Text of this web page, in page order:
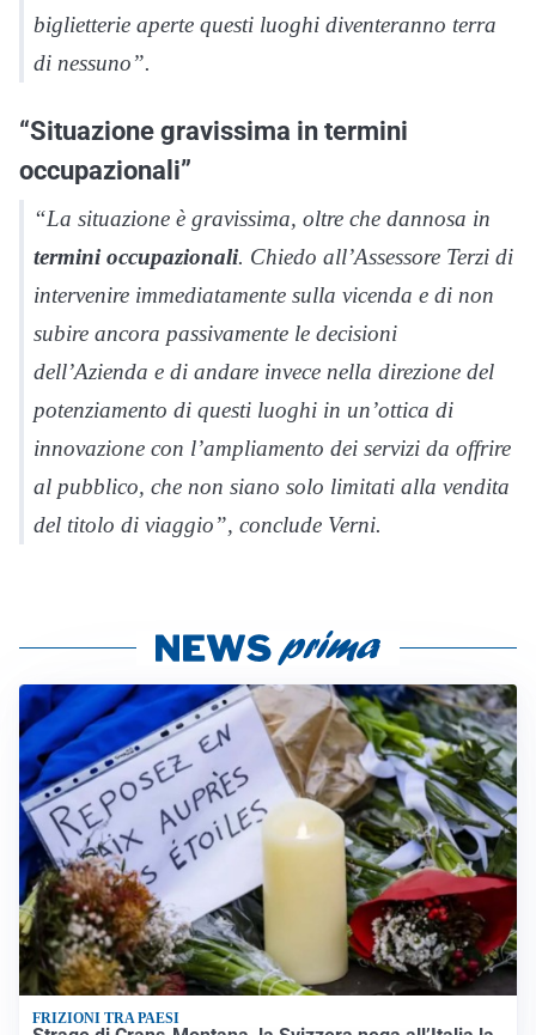
biglietterie aperte questi luoghi diventeranno terra
di nessuno”.
“Situazione gravissima in termini
occupazionali”
“La situazione è gravissima, oltre che dannosa in
termini occupazionali. Chiedo all’Assessore Terzi di
intervenire immediatamente sulla vicenda e di non
subire ancora passivamente le decisioni
dell’Azienda e di andare invece nella direzione del
potenziamento di questi luoghi in un’ottica di
innovazione con l’ampliamento dei servizi da offrire
al pubblico, che non siano solo limitati alla vendita
del titolo di viaggio”, conclude Verni.
FRIZIONI TRA PAESI